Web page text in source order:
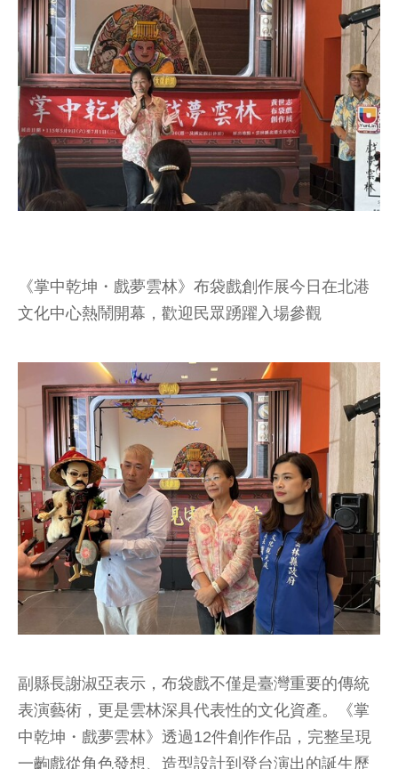
《掌中乾坤・戲夢雲林》布袋戲創作展今日在北港
文化中心熱鬧開幕，歡迎民眾踴躍入場參觀
副縣長謝淑亞表示，布袋戲不僅是臺灣重要的傳統
表演藝術，更是雲林深具代表性的文化資產。《掌
中乾坤・戲夢雲林》透過12件創作作品，完整呈現
一齣戲從角色發想、造型設計到登台演出的誕生歷